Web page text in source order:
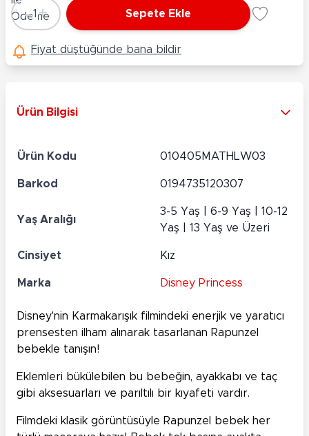
Adet
-1 + Sepete Ekle
Fiyat düştüğünde bana bildir
Ürün Bilgisi
Ürün Kodu 010405MATHLW03
Barkod 0194735120307
Yaş Aralığı
3-5 Yaş | 6-9 Yaş | 10-12
Yaş | 13 Yaş ve Üzeri
Cinsiyet Kız
Marka Disney Princess
Disney'nin Karmakarışık filmindeki enerjik ve yaratıcı
prensesten ilham alınarak tasarlanan Rapunzel
bebekle tanışın!
Eklemleri bükülebilen bu bebeğin, ayakkabı ve taç
gibi aksesuarları ve parıltılı bir kıyafeti vardır.
Filmdeki klasik görüntüsüyle Rapunzel bebek her